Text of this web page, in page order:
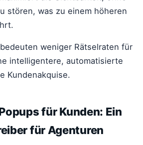
stören, was zu einem höheren
weniger Rätselraten für
intelligentere, automatisierte
Kundenakquise.
für Kunden: Ein
für Agenturen